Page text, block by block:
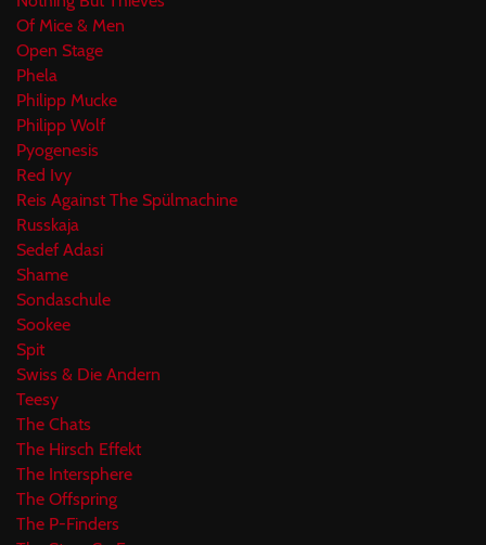
Of Mice & Men
Open Stage
Phela
Philipp Mucke
Philipp Wolf
Pyogenesis
Red Ivy
Reis Against The Spülmachine
Russkaja
Sedef Adasi
Shame
Sondaschule
Sookee
Spit
Swiss & Die Andern
Teesy
The Chats
The Hirsch Effekt
The Intersphere
The Offspring
The P-Finders